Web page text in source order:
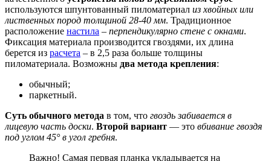
используются шпунтованный пиломатериал из хвойных или
лиственных пород толщиной 28-40 мм. Традиционное
расположение настила – перпендикулярно стене с окнами.
Фиксация материала производится гвоздями, их длина
берется из расчета – в 2,5 раза больше толщины
пиломатериала. Возможны два метода крепления:
обычный;
паркетный.
Суть обычного метода в том, что гвоздь забивается в
лицевую часть доски. Второй вариант — это вбивание гвоздя
под углом 45° в угол гребня.
Важно! Самая первая планка укладывается на